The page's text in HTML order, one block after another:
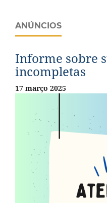
ANÚNCIOS
Informe sobre
incompletas
17 março 2025